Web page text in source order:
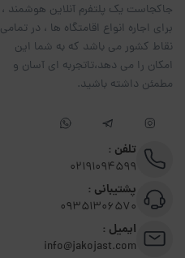
جاکجاست یک پلتفرم آنلاین هوشمند ،
برای اجاره انواع اقامتگاه ها ، در تمامی
نقاط کشور می باشد که به شما این
امکان را می دهد،تاتجربه ای آسان و
مطمئن داشته باشید.
تلفن :
02191094599
پشتیبانی :
09351306570
ایمیل :
info@jakojast.com